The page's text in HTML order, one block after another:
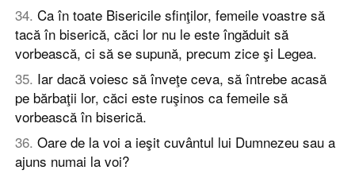
34. Ca în toate Bisericile sfinţilor, femeile voastre să
tacă în biserică, căci lor nu le este îngăduit să
vorbească, ci să se supună, precum zice şi Legea.
35. Iar dacă voiesc să înveţe ceva, să întrebe acasă
pe bărbaţii lor, căci este ruşinos ca femeile să
vorbească în biserică.
36. Oare de la voi a ieşit cuvântul lui Dumnezeu sau a
ajuns numai la voi?